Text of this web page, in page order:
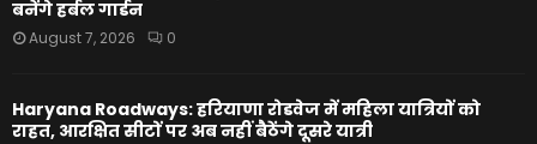
बनेंगे हर्बल गार्डन
August 7, 2026 0
Haryana Roadways: हरियाणा रोडवेज में महिला यात्रियों को
राहत, आरक्षित सीटों पर अब नहीं बैठेंगे दूसरे यात्री